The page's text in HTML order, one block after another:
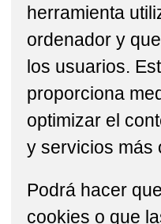
herramienta
ordenador y
los usuarios.
proporciona
optimizar el
y servicios más
Podrá hacer
cookies o que